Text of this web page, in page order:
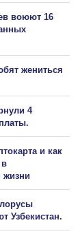
воюют 16
жениться
4
и как
в
жизни
Узбекистан.